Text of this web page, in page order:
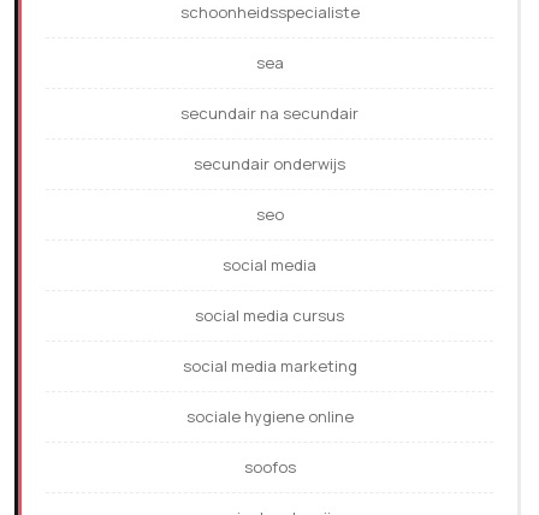
schoonheidsspecialiste
sea
secundair na secundair
secundair onderwijs
seo
social media
social media cursus
social media marketing
sociale hygiene online
soofos